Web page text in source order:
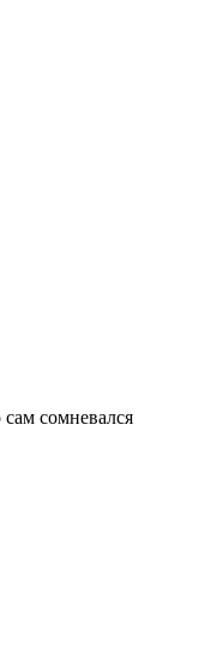
сомневался